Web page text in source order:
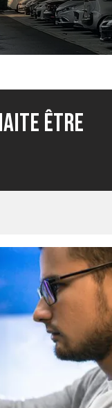
être